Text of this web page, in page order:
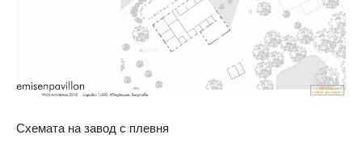
Схемата на завод с плевня